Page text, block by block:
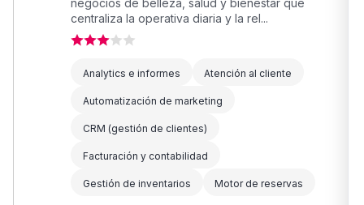
negocios de belleza, salud y bienestar que
centraliza la operativa diaria y la rel...
Analytics e informes Atención al cliente
Automatización de marketing
CRM (gestión de clientes)
Facturación y contabilidad
Gestión de inventarios Motor de reservas